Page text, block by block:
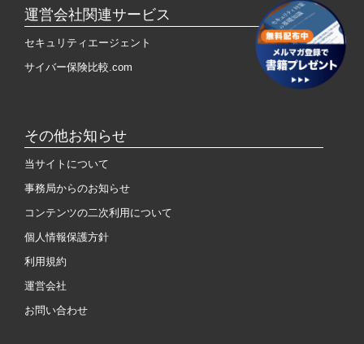
運営会社関連サービス
セキュリティエージェント
サイバー保険比較.com
その他お知らせ
当サイトについて
事務局からのお知らせ
コンテンツの二次利用について
個人情報保護方針
利用規約
運営会社
お問い合わせ